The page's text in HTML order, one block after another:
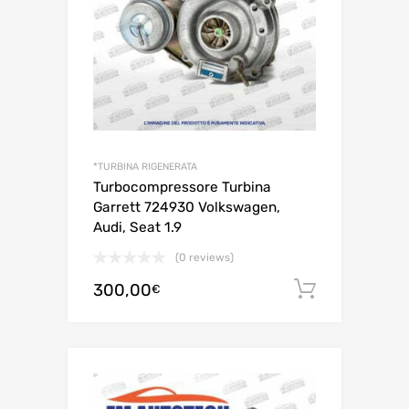
*TURBINA RIGENERATA
Turbocompressore Turbina
Garrett 724930 Volkswagen,
Audi, Seat 1.9
(0 reviews)
300,00€